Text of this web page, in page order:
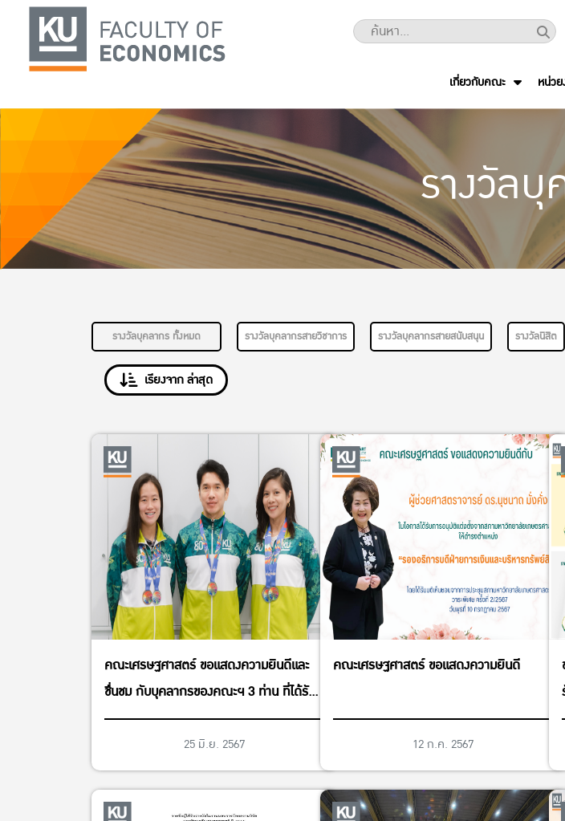
เกี่ยวกับคณะ หน่ว
รางวัล
รางวัลบุคลากร ทั้งหมด รางวัลบุคลากรสายวิชาการ รางวัลบุคลากรสายสนับสนุน รางวัลนิสิต
เรียงจาก ล่าสุด
คณะเศรษฐศาสตร์ ขอแสดงความยินดีและ
ชื่นชม กับบุคลากรของคณะฯ 3 ท่าน ที่ได้รับ
เหรียญรางวัลในการแข่งขันกีฬาบุคลากร
มหาวิทยาลัยแห่งประเทศไทย ครั้งที่ 40 อ่าง
แก้วเกม ระหว่างวันที่ 31 พฤษภาคม – 9
มิถุนายน 2567
25 มิ.ย. 2567
คณะเศรษฐศาสตร์ ขอแสดงความยินดี
12 ก.ค. 2567